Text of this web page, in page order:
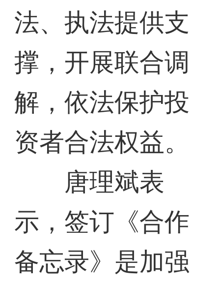
法、执法提供支
撑，开展联合调
解，依法保护投
资者合法权益。
唐理斌表
示，签订《合作
备忘录》是加强